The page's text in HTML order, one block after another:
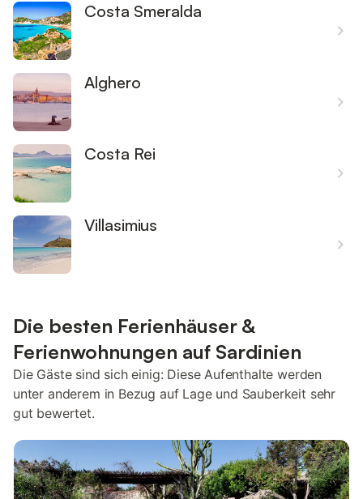
Costa Smeralda
Alghero
Costa Rei
Villasimius
Die besten Ferienhäuser &
Ferienwohnungen auf Sardinien
Die Gäste sind sich einig: Diese Aufenthalte werden
unter anderem in Bezug auf Lage und Sauberkeit sehr
gut bewertet.